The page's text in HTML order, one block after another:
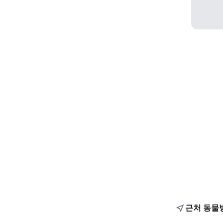
근처 동물